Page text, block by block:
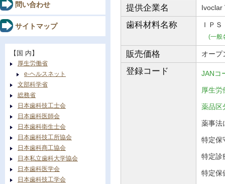
提供企業名 Ivoclar
歯科材料名称 ＩＰ
(一般
販売価格 オープ
登録コード JANコ
厚生
薬品
薬事
特定
特定
特定
問い合わせ
サイトマップ
【国 内】
厚生労働省
e-ヘルスネット
文部科学省
総務省
日本歯科技工士会
日本歯科医師会
日本歯科衛生士会
日本歯科技工所協会
日本歯科商工協会
日本私立歯科大学協会
日本歯科医学会
日本歯科技工学会